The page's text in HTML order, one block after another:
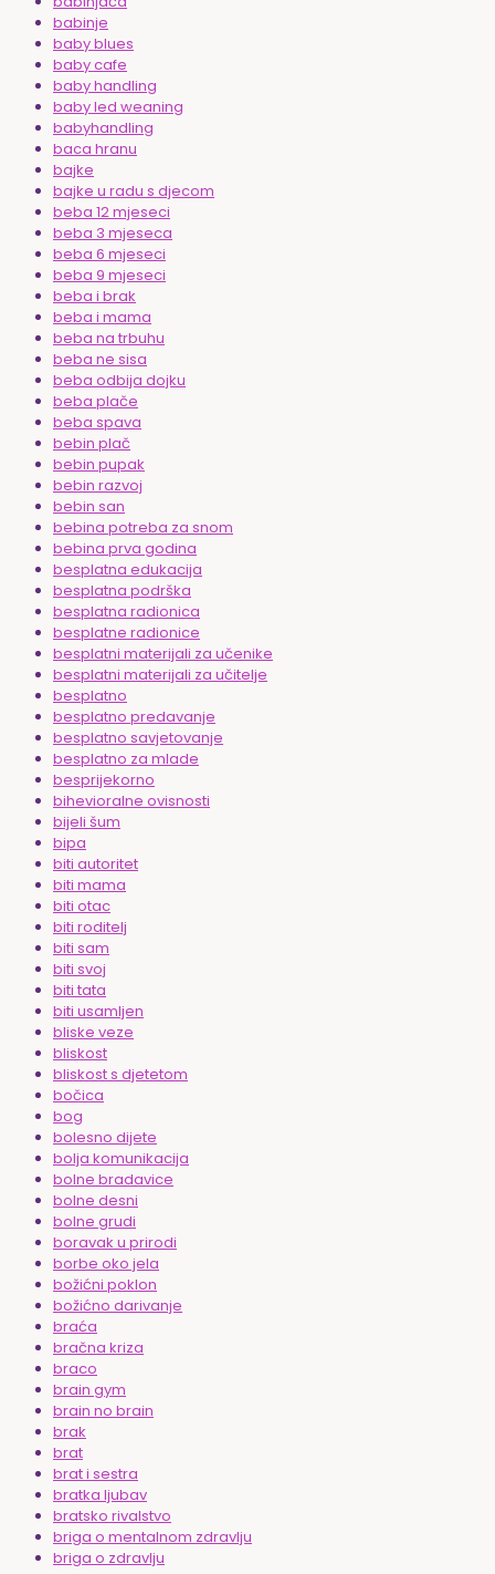
babinje
baby blues
baby cafe
baby handling
baby led weaning
babyhandling
baca hranu
bajke
bajke u radu s djecom
beba 12 mjeseci
beba 3 mjeseca
beba 6 mjeseci
beba 9 mjeseci
beba i brak
beba i mama
beba na trbuhu
beba ne sisa
beba odbija dojku
beba plače
beba spava
bebin plač
bebin pupak
bebin razvoj
bebin san
bebina potreba za snom
bebina prva godina
besplatna edukacija
besplatna podrška
besplatna radionica
besplatne radionice
besplatni materijali za učenike
besplatni materijali za učitelje
besplatno
besplatno predavanje
besplatno savjetovanje
besplatno za mlade
besprijekorno
bihevioralne ovisnosti
bijeli šum
bipa
biti autoritet
biti mama
biti otac
biti roditelj
biti sam
biti svoj
biti tata
biti usamljen
bliske veze
bliskost
bliskost s djetetom
bočica
bog
bolesno dijete
bolja komunikacija
bolne bradavice
bolne desni
bolne grudi
boravak u prirodi
borbe oko jela
božićni poklon
božićno darivanje
braća
bračna kriza
braco
brain gym
brain no brain
brak
brat
brat i sestra
bratka ljubav
bratsko rivalstvo
briga o mentalnom zdravlju
briga o zdravlju